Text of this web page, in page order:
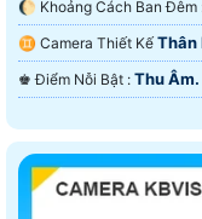
♊ Camera Thiết Kế Thân
️♚ Điểm Nỗi Bật : Thu Âm.